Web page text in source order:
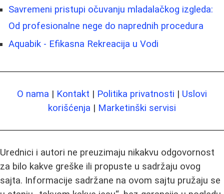
Savremeni pristupi očuvanju mladalačkog izgleda:
Od profesionalne nege do naprednih procedura
Aquabik - Efikasna Rekreacija u Vodi
O nama | Kontakt | Politika privatnosti | Uslovi
korišćenja | Marketinški servisi
Urednici i autori ne preuzimaju nikakvu odgovornost
za bilo kakve greške ili propuste u sadržaju ovog
sajta. Informacije sadržane na ovom sajtu pružaju se